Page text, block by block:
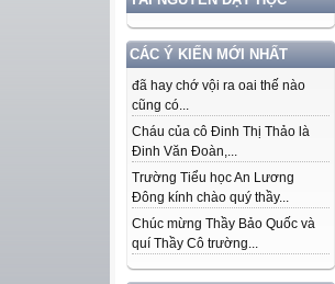
CÁC Ý KIẾN MỚI NHẤT
đã hay chớ vội ra oai thế nào
cũng có...
Cháu của cô Đinh Thị Thảo là
Đinh Văn Đoàn,...
Trường Tiểu học An Lương
Đông kính chào quý thầy...
Chúc mừng Thầy Bảo Quốc và
quí Thầy Cô trường...